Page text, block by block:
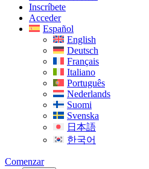
Inscríbete
Acceder
Español
English
Deutsch
Français
Italiano
Português
Nederlands
Suomi
Svenska
日本語
한국어
Comenzar